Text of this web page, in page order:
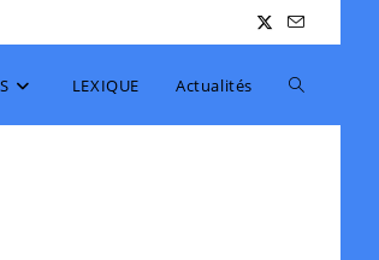
LEXIQUE Actualités Toggle